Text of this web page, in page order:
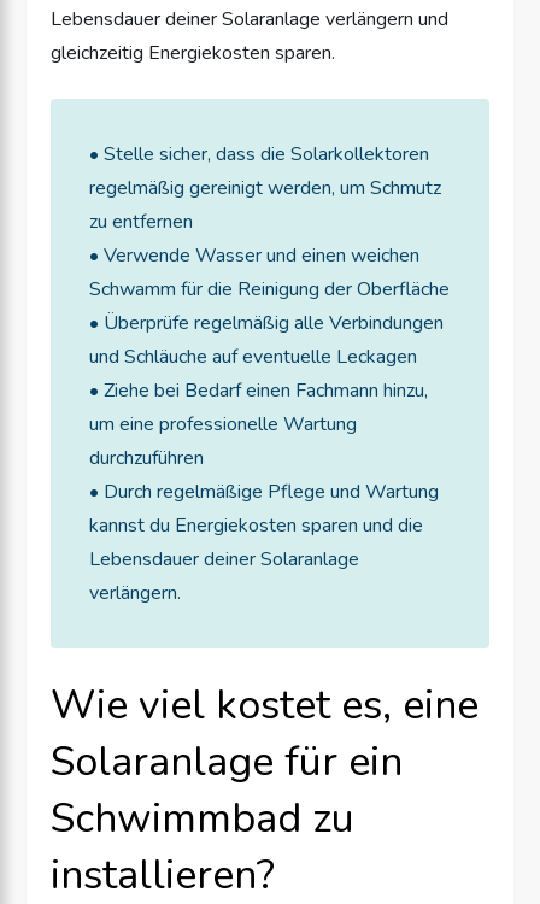
Lebensdauer deiner Solaranlage verlängern und
gleichzeitig Energiekosten sparen.
• Stelle sicher, dass die Solarkollektoren
regelmäßig gereinigt werden, um Schmutz
zu entfernen
• Verwende Wasser und einen weichen
Schwamm für die Reinigung der Oberfläche
• Überprüfe regelmäßig alle Verbindungen
und Schläuche auf eventuelle Leckagen
• Ziehe bei Bedarf einen Fachmann hinzu,
um eine professionelle Wartung
durchzuführen
• Durch regelmäßige Pflege und Wartung
kannst du Energiekosten sparen und die
Lebensdauer deiner Solaranlage
verlängern.
Wie viel kostet es, eine
Solaranlage für ein
Schwimmbad zu
installieren?